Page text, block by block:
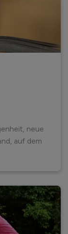
neue
auf dem